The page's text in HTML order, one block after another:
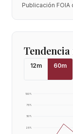
Publicación
12m 60m
25%
50%
75%
100%